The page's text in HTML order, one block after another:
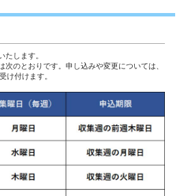
たします。
次のとおりです。申し込みや変更については、
け付けます。